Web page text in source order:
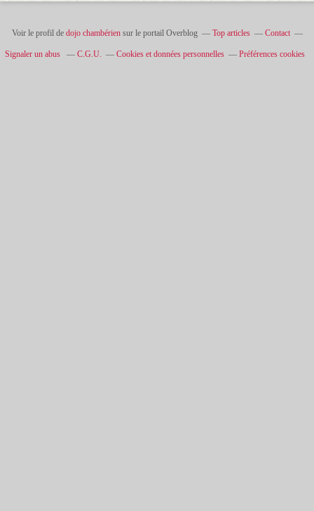
Voir le profil de dojo chambériensur le portail Overblog Top articles Contact
Signaler un abus C.G.U. Cookies et données personnelles Préférences cookies